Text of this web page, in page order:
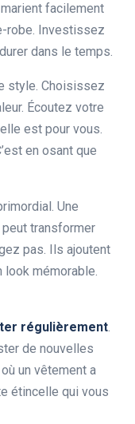
facilement
robe. Investissez
dans le temps.
style. Choisissez
Écoutez votre
est pour vous.
en osant que
Une
peut transformer
pas. Ils ajoutent
look mémorable.
régulièrement.
de nouvelles
un vêtement a
étincelle qui vous